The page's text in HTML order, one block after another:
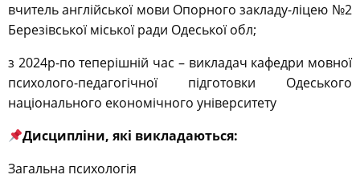
вчитель англійської мови Опорного закладу-ліцею №2
Березівської міської ради Одеської обл;
з 2024р-по теперішній час – викладач кафедри мовної
психолого-педагогічної підготовки Одеського
національного економічного університету
Дисципліни, які викладаються:
Загальна психологія